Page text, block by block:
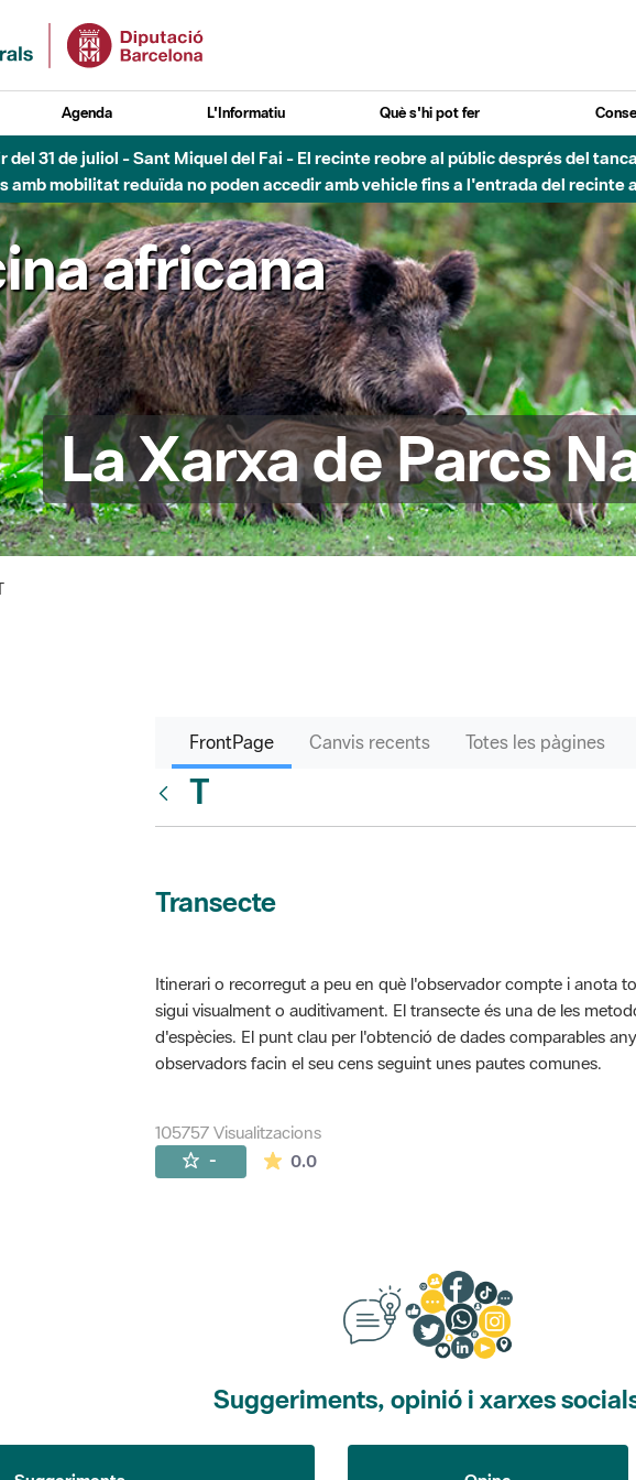
Agenda L'Informatiu Què s'hi pot fer
del 31 de juliol - Sant Miquel del Fai - El recinte reobre al públic després del
amb mobilitat reduïda no poden accedir amb vehicle fins a l'entrada del recinte
africana
La Xarxa de Parcs
FrontPage Canvis recents Totes les pàgines
T
Transecte
Itinerari o recorregut a peu en què l'observador compte i anota
sigui visualment o auditivament. El transecte és una de les
d'espècies. El punt clau per l'obtenció de dades comparables
observadors facin el seu cens seguint unes pautes comunes.
105757 Visualitzacions
- 0.0La mitjana de les valoracions és de 0
Suggeriments, opinió i xarxes